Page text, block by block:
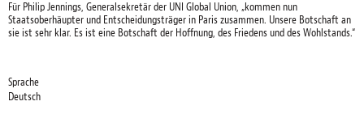
Für Philip Jennings, Generalsekretär der UNI Global Union, „kommen nun
Staatsoberhäupter und Entscheidungsträger in Paris zusammen. Unsere Botschaft an
sie ist sehr klar. Es ist eine Botschaft der Hoffnung, des Friedens und des Wohlstands.“
Sprache
Deutsch